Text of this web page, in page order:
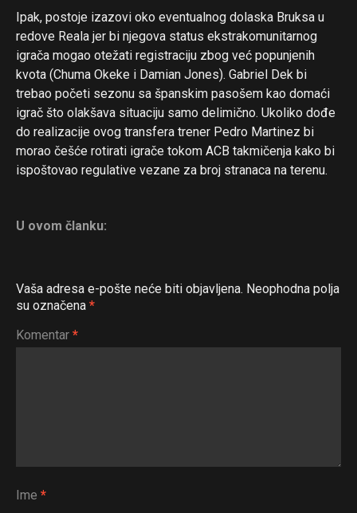
Ipak, postoje izazovi oko eventualnog dolaska Bruksa u
redove Reala jer bi njegova status ekstrakomunitarnog
igrača mogao otežati registraciju zbog već popunjenih
kvota (Chuma Okeke i Damian Jones). Gabriel Dek bi
trebao početi sezonu sa španskim pasošem kao domaći
igrač što olakšava situaciju samo delimično. Ukoliko dođe
do realizacije ovog transfera trener Pedro Martinez bi
morao češće rotirati igrače tokom ACB takmičenja kako bi
ispoštovao regulative vezane za broj stranaca na terenu.
U ovom članku:
Vaša adresa e-pošte neće biti objavljena. Neophodna polja
su označena *
Komentar *
Ime *